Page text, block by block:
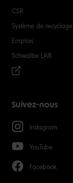
CSR
Système de recyclage
Emplois
Schwalbe LAB
Suivez-nous
Instagram
YouTube
Facebook